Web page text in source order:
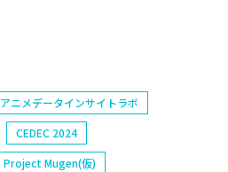
アニメデータインサイトラボ
CEDEC 2024
Project Mugen(仮)